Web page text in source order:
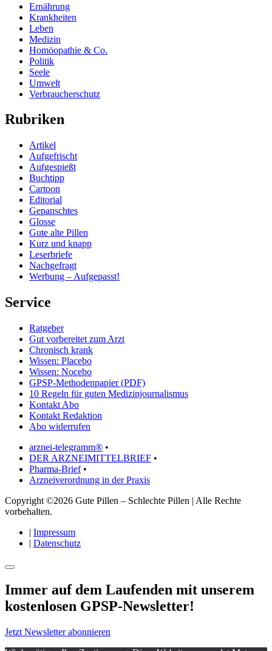
Ernährung
Krankheiten
Leben
Medizin
Homöopathie & Co.
Politik
Seele
Umwelt
Verbraucherschutz
Rubriken
Artikel
Aufgefrischt
Aufgespießt
Buchtipp
Cartoon
Editorial
Gepanschtes
Glosse
Gute alte Pillen
Kurz und knapp
Leserbriefe
Nachgefragt
Werbung – Aufgepasst!
Service
Ratgeber
Gut vorbereitet zum Arzt
Chronisch krank
Wissen: Placebo
Wissen: Nocebo
GPSP-Methodenpapier (PDF)
10 Regeln für guten Medizinjournalismus
Kontakt Abo
Kontakt Redaktion
Abo widerrufen
arznei-telegramm® •
DER ARZNEIMITTELBRIEF •
Pharma-Brief•
Arzneiverordnung in der Praxis
Copyright ©2026 Gute Pillen – Schlechte Pillen | Alle Rechte
vorbehalten.
| Impressum
| Datenschutz
Immer auf dem Laufenden mit unserem
kostenlosen GPSP-Newsletter!
Jetzt Newsletter abonnieren